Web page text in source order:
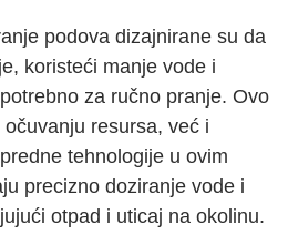
podova dizajnirane su da
koristeći manje vode i
za ručno pranje. Ovo
resursa, već i
tehnologije u ovim
precizno doziranje vode i
otpad i uticaj na okolinu.